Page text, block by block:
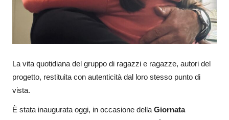
La vita quotidiana del gruppo di ragazzi e ragazze, autori del
progetto, restituita con autenticità dal loro stesso punto di
vista.
È stata inaugurata oggi, in occasione della Giornata